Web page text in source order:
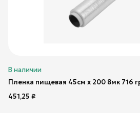
В наличии
Пленка пищевая 45см х 200 8мк 716
451,25 ₽